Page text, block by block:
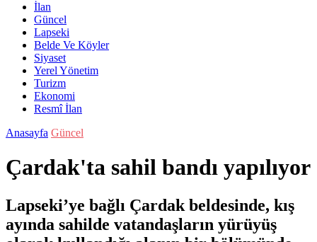
İlan
Güncel
Lapseki
Belde Ve Köyler
Siyaset
Yerel Yönetim
Turizm
Ekonomi
Resmî İlan
Anasayfa Güncel
Çardak'ta sahil bandı yapılıyor
Lapseki’ye bağlı Çardak beldesinde, kış
ayında sahilde vatandaşların yürüyüş